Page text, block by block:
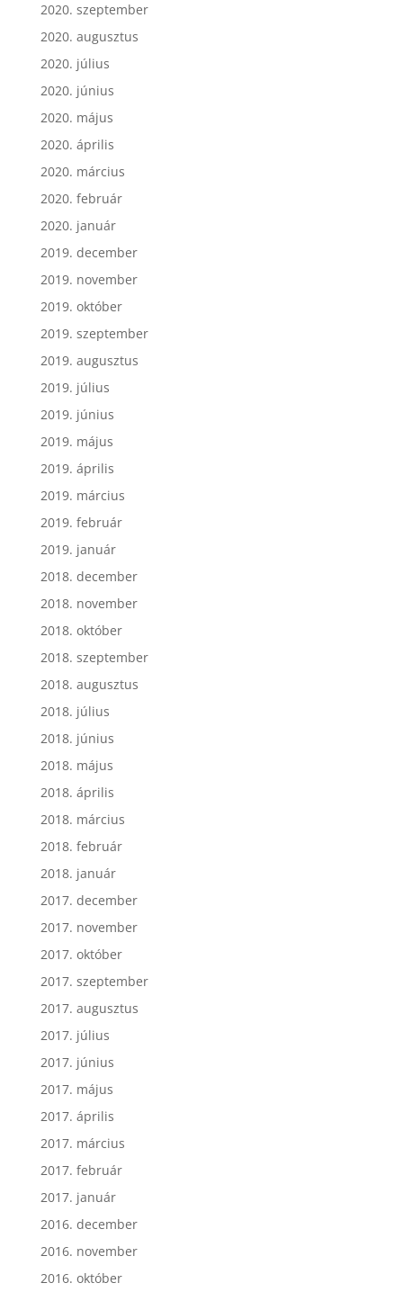
2020. szeptember
2020. augusztus
2020. július
2020. június
2020. május
2020. április
2020. március
2020. február
2020. január
2019. december
2019. november
2019. október
2019. szeptember
2019. augusztus
2019. július
2019. június
2019. május
2019. április
2019. március
2019. február
2019. január
2018. december
2018. november
2018. október
2018. szeptember
2018. augusztus
2018. július
2018. június
2018. május
2018. április
2018. március
2018. február
2018. január
2017. december
2017. november
2017. október
2017. szeptember
2017. augusztus
2017. július
2017. június
2017. május
2017. április
2017. március
2017. február
2017. január
2016. december
2016. november
2016. október